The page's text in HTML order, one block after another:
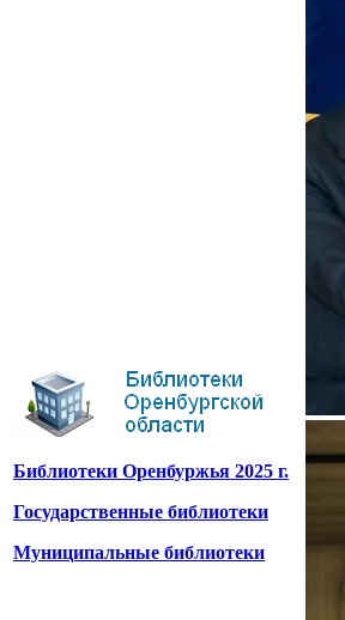
Библиотеки Оренбуржья 2025 г.
Государственные библиотеки
Муниципальные библиотеки